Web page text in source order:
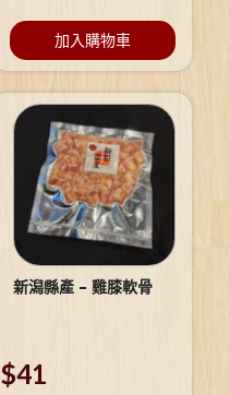
加入購物車
新潟縣產 – 雞膝軟骨
$41